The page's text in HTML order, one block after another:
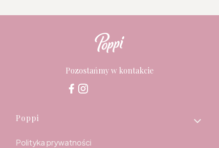
Pozostańmy w kontakcie
Linki w stopce
Poppi
Polityka prywatności